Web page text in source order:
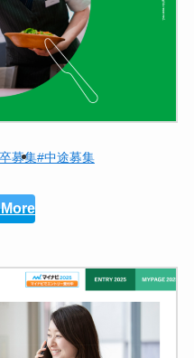
募集#中途募集